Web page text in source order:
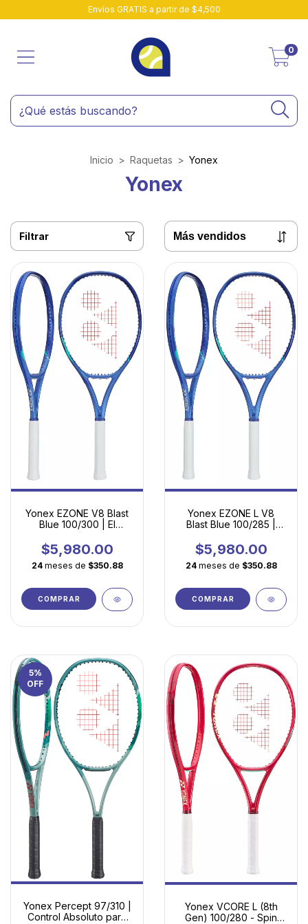
Envíos GRATIS a partir de $4,500
0
Inicio > Raquetas > Yonex
Yonex
Filtrar
Yonex EZONE V8 Blast
Blue 100/300 | El
entre Potencia y
Control
$5,980.00
24 meses de $350.88
COMPRAR
Yonex EZONE L V8
Blast Blue 100/285 |
para Jugadores en
Evolución
$5,980.00
24 meses de $350.88
COMPRAR
5%
OFF
Yonex Percept 97/310 |
Control Absoluto para
Yonex VCORE L (8th
Gen) 100/280 - Spin